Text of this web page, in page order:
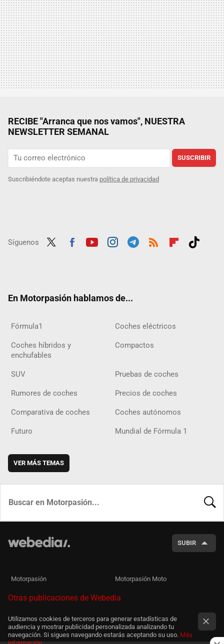
RECIBE "Arranca que nos vamos", NUESTRA
NEWSLETTER SEMANAL
SUSCRIBIR
Suscribiéndote aceptas nuestra política de privacidad
Síguenos
En Motorpasión hablamos de...
Fórmula1 Coches eléctricos
Coches híbridos y
enchufables
Compactos
SUV Pruebas de coches
Rumores de coches Precios de coches
Comparativa de coches Coches autónomos
Futuro Mundial de Fórmula 1
VER MÁS TEMAS
SUBIR
Motorpasión Motorpasión Moto
Otras publicaciones de Webedia
Utilizamos cookies de terceros para generar estadísticas de
audiencia y mostrar publicidad personalizada analizando tu
navegación. Si sigues navegando estarás aceptando su uso. Más